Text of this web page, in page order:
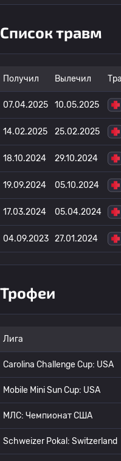
Список травм
Получил Вылечил
07.04.2025 10.05.2025
14.02.2025 25.02.2025
18.10.2024 29.10.2024
19.09.2024 05.10.2024
17.03.2024 05.04.2024
04.09.2023 27.01.2024
Трофеи
Лига
Carolina Challenge Cup: USA
Mobile Mini Sun Cup: USA
МЛС: Чемпионат США
Schweizer Pokal: Switzerland